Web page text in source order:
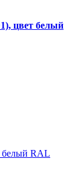
цвет белый